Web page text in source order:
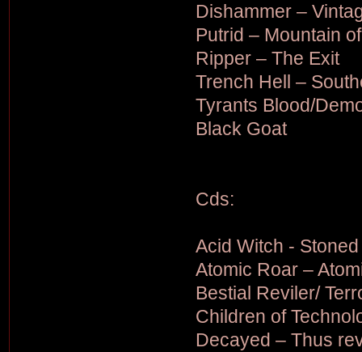
Dishammer –
Putrid – Mountain
Ripper – The Exit
Trench Hell –
Tyrants Blood/
Black Goat
Cds:
Acid Witch - Stoned
Atomic Roar –
Bestial Reviler/
Children of
Decayed – Thus